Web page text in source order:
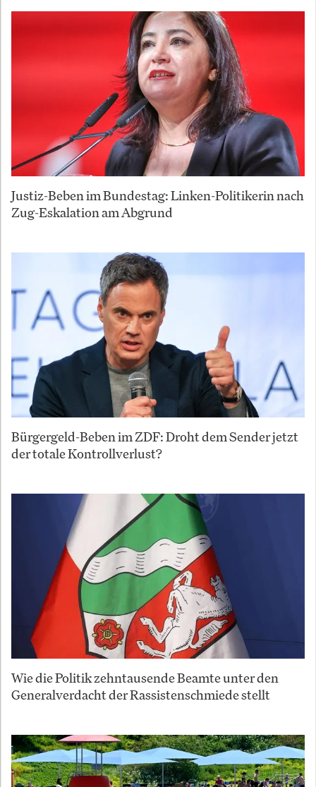
Justiz-Beben im Bundestag: Linken-Politikerin nach
Zug-Eskalation am Abgrund
Bürgergeld-Beben im ZDF: Droht dem Sender jetzt
der totale Kontrollverlust?
Wie die Politik zehntausende Beamte unter den
Generalverdacht der Rassistenschmiede stellt